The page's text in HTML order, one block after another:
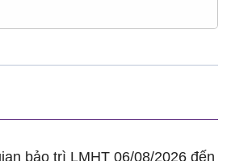
bảo trì LMHT 06/08/2026 đến